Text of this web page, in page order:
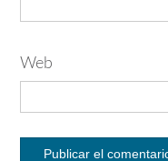
Web